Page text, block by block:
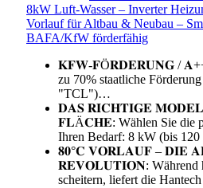
8kW Luft-Wasser – Inverter
Vorlauf für Altbau & Neubau –
BAFA/KfW förderfähig
𝐊𝐅𝐖-𝐅Ö𝐑𝐃𝐄𝐑𝐔𝐍𝐆 /
zu 70% staatliche
"TCL")…
𝐃𝐀𝐒 𝐑𝐈𝐂𝐇𝐓𝐈𝐆𝐄
𝐅𝐋Ä𝐂𝐇𝐄: Wählen Sie die
Ihren Bedarf: 8 kW (bis
𝟖𝟎°𝐂 𝐕𝐎𝐑𝐋𝐀𝐔𝐅 – 𝐃𝐈𝐄
𝐑𝐄𝐕𝐎𝐋𝐔𝐓𝐈𝐎𝐍: Während
scheitern, liefert die